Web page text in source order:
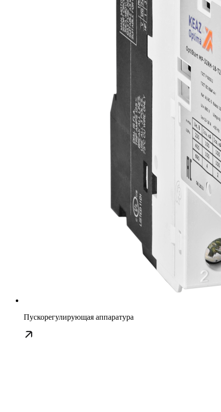
Пускорегулирующая аппаратура